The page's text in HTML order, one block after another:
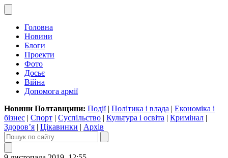
Головна
Новини
Блоги
Проекти
Фото
Досьє
Війна
Допомога армії
Новини Полтавщини: Події| Політика і влада | Економіка і
бізнес | Спорт | Суспільство | Культура і освіта | Кримінал |
Здоров’я | Цікавинки | Архів